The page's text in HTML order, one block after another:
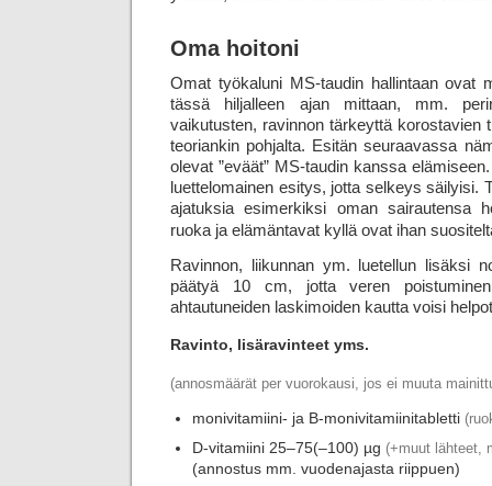
Oma hoitoni
Omat työkaluni MS-taudin hallintaan ovat
tässä hiljalleen ajan mittaan, mm.
vaikutusten, ravinnon tärkeyttä korostavien
teoriankin pohjalta. Esitän seuraavassa
olevat ”eväät” MS-taudin kanssa
luettelomainen esitys, jotta selkeys säilyisi.
ajatuksia esimerkiksi oman sairautensa
ruoka ja elämäntavat kyllä ovat ihan
Ravinnon, liikunnan ym. luetellun lisäksi
päätyä 10 cm, jotta veren poistuminen
ahtautuneiden laskimoiden kautta voisi
Ravinto, lisäravinteet yms.
(annosmäärät per vuorokausi, jos ei muuta
monivitamiini- ja B-monivitamiinitabletti
D-vitamiini 25–75(–100) µg (+muut lähteet,
(annostus mm. vuodenajasta riippuen)